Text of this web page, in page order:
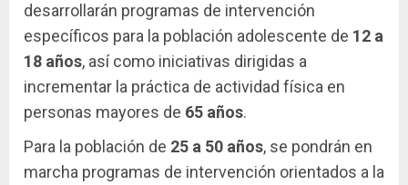
desarrollarán programas de intervención
específicos para la población adolescente de 12 a
18 años, así como iniciativas dirigidas a
incrementar la práctica de actividad física en
personas mayores de 65 años.
Para la población de 25 a 50 años, se pondrán en
marcha programas de intervención orientados a la